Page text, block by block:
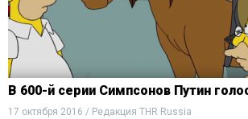
В 600-й серии Симпсонов Путин
17 октября 2016 / Редакция THR Russia